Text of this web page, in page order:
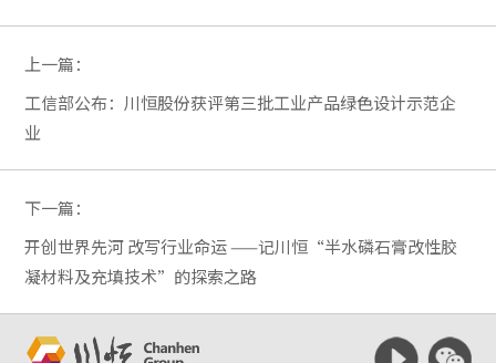
上一篇：
工信部公布：川恒股份获评第三批工业产品绿色设计示范企
业
下一篇：
开创世界先河 改写行业命运 ——记川恒“半水磷石膏改性胶
凝材料及充填技术”的探索之路